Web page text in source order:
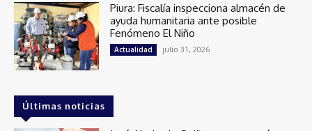
Piura: Fiscalía inspecciona almacén de
ayuda humanitaria ante posible
Fenómeno El Niño
Actualidad julio 31, 2026
Últimas noticias